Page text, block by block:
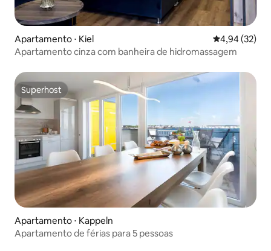
Apartamento ⋅ Kiel 4,94 de uma
4,94 (32)
Apartamento cinza com banheira de hidromassagem
Superhost
Superhost
Apartamento ⋅ Kappeln
Apartamento de férias para 5 pessoas